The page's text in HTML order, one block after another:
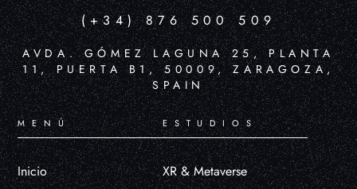
(+34) 876 500 509
AVDA. GÓMEZ LAGUNA 25, PLANTA
11, PUERTA B1, 50009, ZARAGOZA,
SPAIN
MENÚ
Inicio
ESTUDIOS
XR & Metaverse